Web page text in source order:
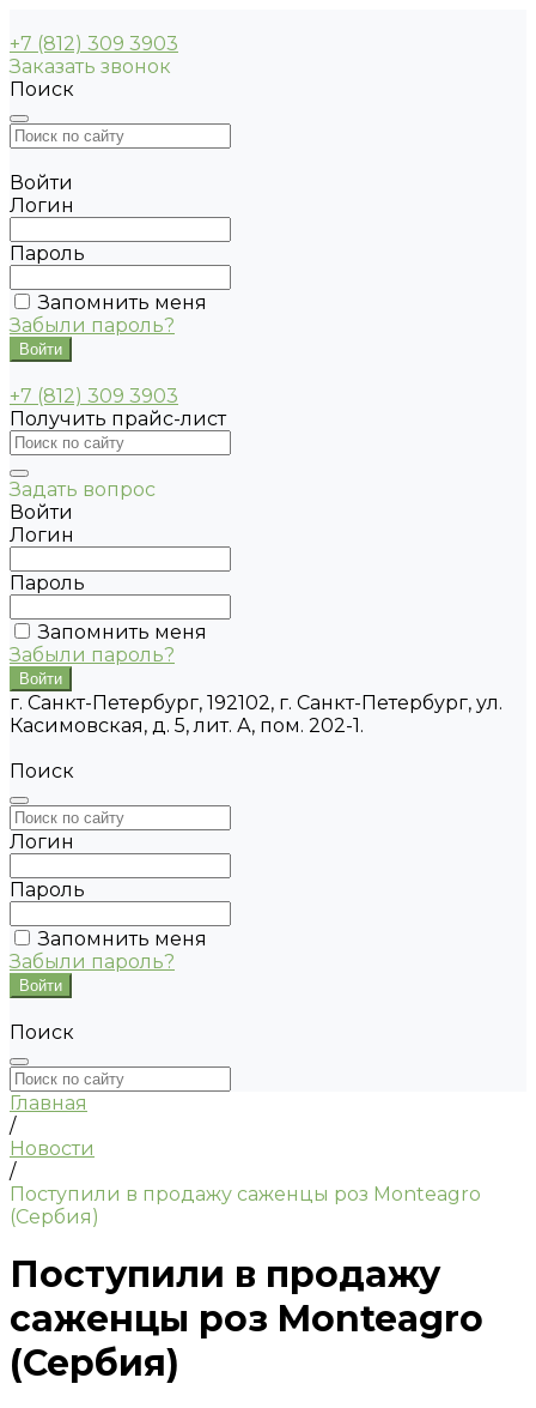
+7 (812) 309 3903
Заказать звонок
Поиск
Войти
Логин
Пароль
Запомнить меня
Забыли пароль?
+7 (812) 309 3903
Получить прайс-лист
Задать вопрос
Войти
Логин
Пароль
Запомнить меня
Забыли пароль?
г. Санкт-Петербург, 192102, г. Санкт-Петербург, ул.
Касимовская, д. 5, лит. А, пом. 202-1.
Поиск
Логин
Пароль
Запомнить меня
Забыли пароль?
Поиск
Главная
/
Новости
/
Поступили в продажу саженцы роз Monteagro
(Сербия)
Поступили в продажу
саженцы роз Monteagro
(Сербия)